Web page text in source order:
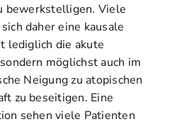
bewerkstelligen. Viele
daher eine kausale
lediglich die akute
möglichst auch im
Neigung zu atopischen
zu beseitigen. Eine
sehen viele Patienten